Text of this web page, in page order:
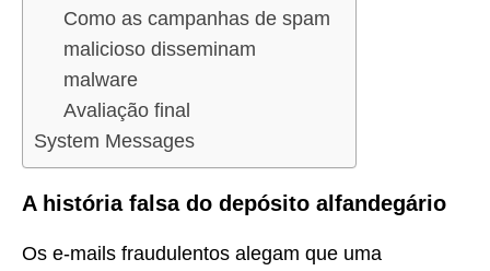
Como as campanhas de spam
malicioso disseminam
malware
Avaliação final
System Messages
A história falsa do depósito alfandegário
Os e-mails fraudulentos alegam que uma